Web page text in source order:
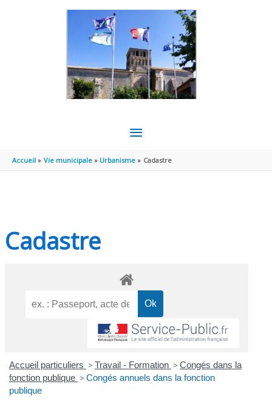
MENU
PRINCIPAL
Accueil Vie municipale Urbanisme Cadastre
Cadastre
Accueil particuliers > Travail - Formation > Congés dans la
fonction publique > Congés annuels dans la fonction
publique